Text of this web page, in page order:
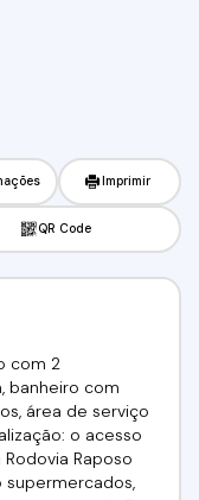
Imprimir
QR Code
com 2
banheiro com
área de serviço
o acesso
Raposo
supermercados,